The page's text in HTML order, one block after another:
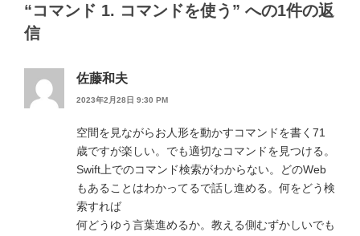
“コマンド 1. コマンドを使う” への1件の返
信
佐藤和夫
2023年2月28日 9:30 PM
空間を見ながらお人形を動かすコマンドを書く71
歳ですが楽しい。でも適切なコマンドを見つける。
Swift上でのコマンド検索がわからない。どのWeb
もあることはわかってるで話し進める。何をどう検
索すれば
何どうゆう言葉進めるか。教える側むずかしいでも